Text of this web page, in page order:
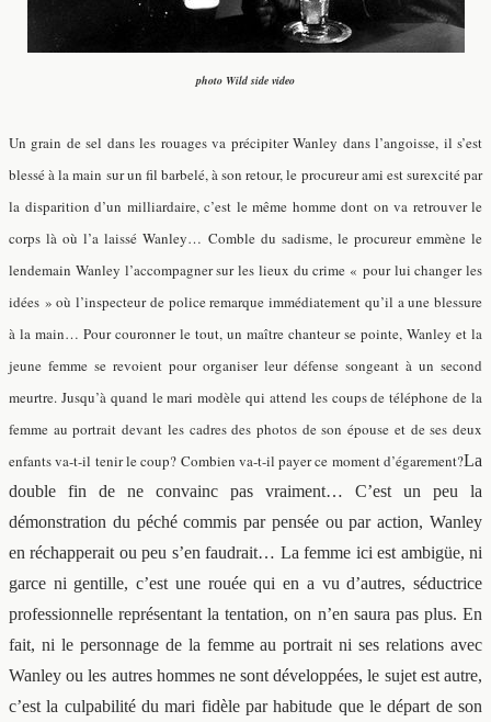
photo Wild side video
Un grain de sel dans les rouages va précipiter Wanley dans l’angoisse, il s’est
blessé à la main sur un fil barbelé, à son retour, le procureur ami est surexcité par
la disparition d’un milliardaire, c’est le même homme dont on va retrouver le
corps là où l’a laissé Wanley… Comble du sadisme, le procureur emmène le
lendemain Wanley l’accompagner sur les lieux du crime « pour lui changer les
idées » où l’inspecteur de police remarque immédiatement qu’il a une blessure
à la main… Pour couronner le tout, un maître chanteur se pointe, Wanley et la
jeune femme se revoient pour organiser leur défense songeant à un second
meurtre. Jusqu’à quand le mari modèle qui attend les coups de téléphone de la
femme au portrait devant les cadres des photos de son épouse et de ses deux
enfants va-t-il tenir le coup? Combien va-t-il payer ce moment d’égarement?La
double fin de ne convainc pas vraiment… C’est un peu la
démonstration du péché commis par pensée ou par action, Wanley
en réchapperait ou peu s’en faudrait… La femme ici est ambigüe, ni
garce ni gentille, c’est une rouée qui en a vu d’autres, séductrice
professionnelle représentant la tentation, on n’en saura pas plus. En
fait, ni le personnage de la femme au portrait ni ses relations avec
Wanley ou les autres hommes ne sont développées, le sujet est autre,
c’est la culpabilité du mari fidèle par habitude que le départ de son